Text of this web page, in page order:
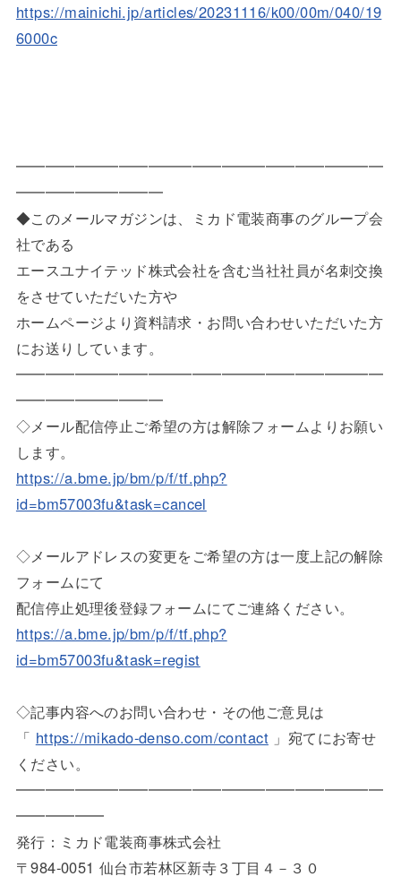
https://mainichi.jp/articles/20231116/k00/00m/040/19
6000c
━━━━━━━━━━━━━━━━━━━━━━━━━
━━━━━━━━━━
◆このメールマガジンは、ミカド電装商事のグループ会
社である
エースユナイテッド株式会社を含む当社社員が名刺交換
をさせていただいた方や
ホームページより資料請求・お問い合わせいただいた方
にお送りしています。
━━━━━━━━━━━━━━━━━━━━━━━━━
━━━━━━━━━━
◇メール配信停止ご希望の方は解除フォームよりお願い
します。
https://a.bme.jp/bm/p/f/tf.php?
id=bm57003fu&task=cancel
◇メールアドレスの変更をご希望の方は一度上記の解除
フォームにて
配信停止処理後登録フォームにてご連絡ください。
https://a.bme.jp/bm/p/f/tf.php?
id=bm57003fu&task=regist
◇記事内容へのお問い合わせ・その他ご意見は
「 https://mikado-denso.com/contact」宛てにお寄せ
ください。
━━━━━━━━━━━━━━━━━━━━━━━━━
━━━━━━
発行：ミカド電装商事株式会社
〒984-0051 仙台市若林区新寺３丁目４－３０